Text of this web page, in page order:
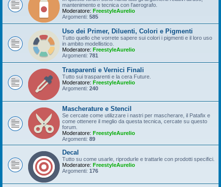
mantenimento e tecnica con l'aerografo.
Moderatore: FreestyleAurelio
Argomenti: 585
Uso dei Primer, Diluenti, Colori e Pigmenti
Tutto quello che vorrete sapere sui colori i pigmenti e il loro uso
in ambito modellistico.
Moderatore: FreestyleAurelio
Argomenti: 781
Trasparenti e Vernici Finali
Tutto sui trasparenti e la cera Future.
Moderatore: FreestyleAurelio
Argomenti: 240
Mascherature e Stencil
Se cercate come utilizzare i nastri per mascherare, il Patafix e
come ottenere il meglio da questa tecnica, cercate su questo
forum.
Moderatore: FreestyleAurelio
Argomenti: 89
Decal
Tutto su come usarle, riprodurle e trattarle con prodotti specifici.
Moderatore: FreestyleAurelio
Argomenti: 176